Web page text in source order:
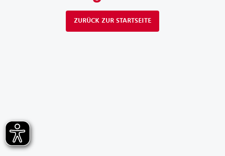
ZURÜCK ZUR STARTSEITE